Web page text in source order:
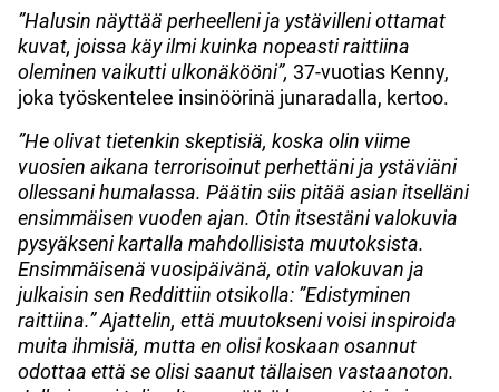
”Halusin näyttää perheelleni ja ystävilleni ottamat
kuvat, joissa käy ilmi kuinka nopeasti raittiina
oleminen vaikutti ulkonäkööni”, 37-vuotias Kenny,
joka työskentelee insinöörinä junaradalla, kertoo.
”He olivat tietenkin skeptisiä, koska olin viime
vuosien aikana terrorisoinut perhettäni ja ystäviäni
ollessani humalassa. Päätin siis pitää asian itselläni
ensimmäisen vuoden ajan. Otin itsestäni valokuvia
pysyäkseni kartalla mahdollisista muutoksista.
Ensimmäisenä vuosipäivänä, otin valokuvan ja
julkaisin sen Reddittiin otsikolla: ”Edistyminen
raittiina.” Ajattelin, että muutokseni voisi inspiroida
muita ihmisiä, mutta en olisi koskaan osannut
odottaa että se olisi saanut tällaisen vastaanoton.